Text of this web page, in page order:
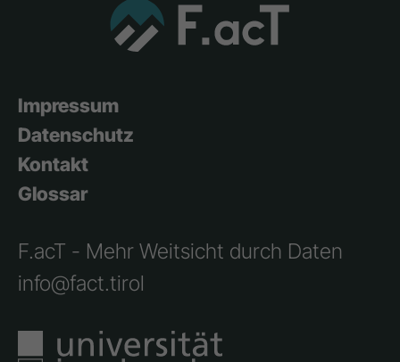
Impressum
Datenschutz
Kontakt
Glossar
F.acT - Mehr Weitsicht durch Daten
info@fact.tirol